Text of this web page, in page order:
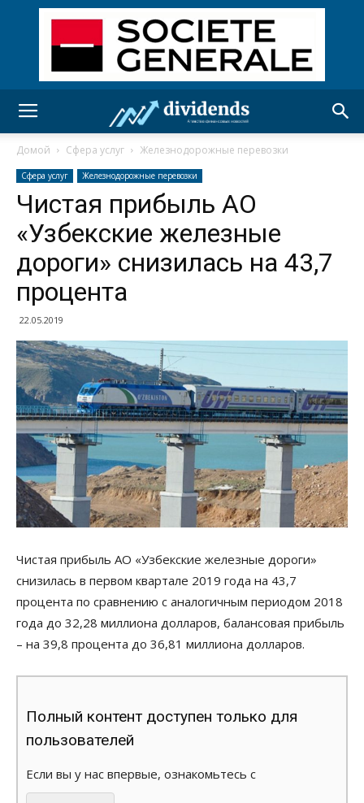
Домой Сфера услуг Железнодорожные перевозки
Сфера услуг Железнодорожные перевозки
Чистая прибыль АО
«Узбекские железные
дороги» снизилась на 43,7
процента
22.05.2019
Чистая прибыль АО «Узбекские железные дороги»
снизилась в первом квартале 2019 года на 43,7
процента по сравнению с аналогичным периодом 2018
года до 32,28 миллиона долларов, балансовая прибыль
– на 39,8 процента до 36,81 миллиона долларов.
Полный контент доступен только для
пользователей
Если вы у нас впервые, ознакомьтесь с